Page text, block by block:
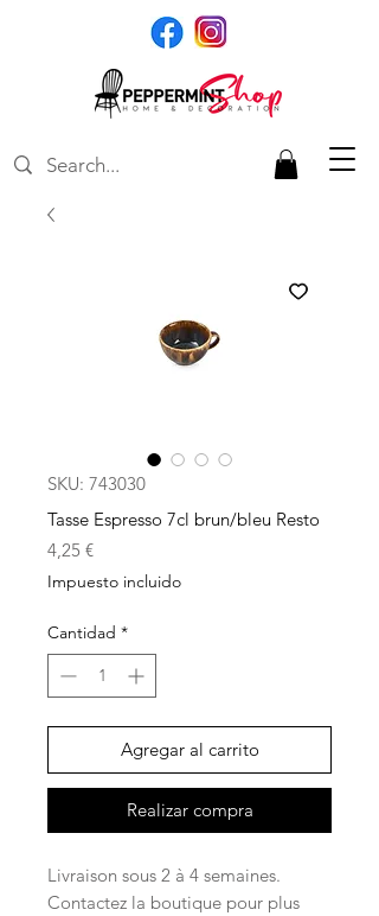
SKU: 743030
Tasse Espresso 7cl brun/bleu Resto
4,25 €Precio
Impuesto incluido
Cantidad *
Agregar al carrito
Realizar compra
Livraison sous 2 à 4 semaines.
Contactez la boutique pour plus